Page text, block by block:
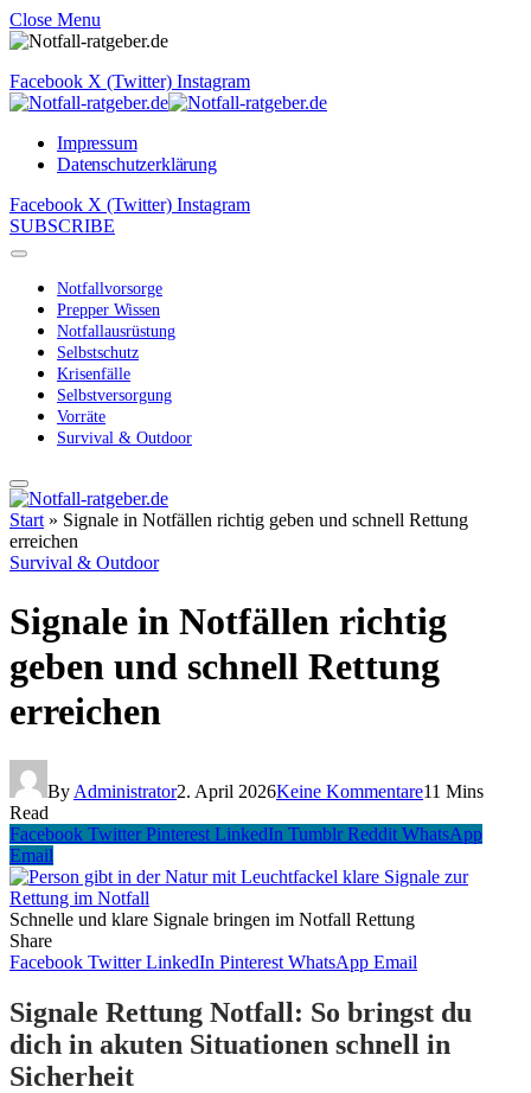
Close Menu
Facebook X (Twitter) Instagram
Impressum
Datenschutzerklärung
Facebook X (Twitter) Instagram
SUBSCRIBE
Notfallvorsorge
Prepper Wissen
Notfallausrüstung
Selbstschutz
Krisenfälle
Selbstversorgung
Vorräte
Survival & Outdoor
Start » Signale in Notfällen richtig geben und schnell Rettung
erreichen
Survival & Outdoor
Signale in Notfällen richtig
geben und schnell Rettung
erreichen
By Administrator2. April 2026Keine Kommentare11 Mins
Read
Facebook Twitter Pinterest LinkedIn Tumblr Reddit WhatsApp
Email
Schnelle und klare Signale bringen im Notfall Rettung
Share
Facebook Twitter LinkedIn Pinterest WhatsApp Email
Signale Rettung Notfall: So bringst du
dich in akuten Situationen schnell in
Sicherheit